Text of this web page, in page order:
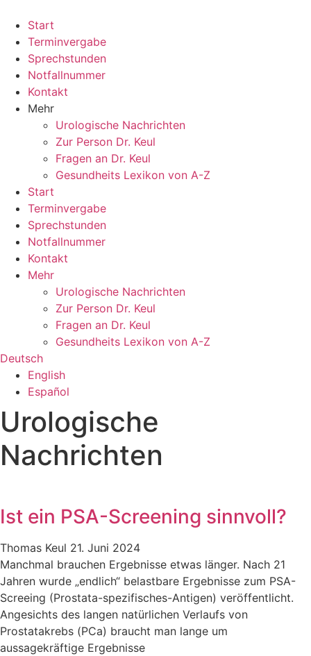
Inhalt
springen
Start
Terminvergabe
Sprechstunden
Notfallnummer
Kontakt
Mehr
Urologische Nachrichten
Zur Person Dr. Keul
Fragen an Dr. Keul
Gesundheits Lexikon von A-Z
Start
Terminvergabe
Sprechstunden
Notfallnummer
Kontakt
Mehr
Urologische Nachrichten
Zur Person Dr. Keul
Fragen an Dr. Keul
Gesundheits Lexikon von A-Z
Deutsch
English
Español
Urologische
Nachrichten
Ist ein PSA-Screening sinnvoll?
Thomas Keul 21. Juni 2024
Manchmal brauchen Ergebnisse etwas länger. Nach 21
Jahren wurde „endlich“ belastbare Ergebnisse zum PSA-
Screeing (Prostata-spezifisches-Antigen) veröffentlicht.
Angesichts des langen natürlichen Verlaufs von
Prostatakrebs (PCa) braucht man lange um
aussagekräftige Ergebnisse